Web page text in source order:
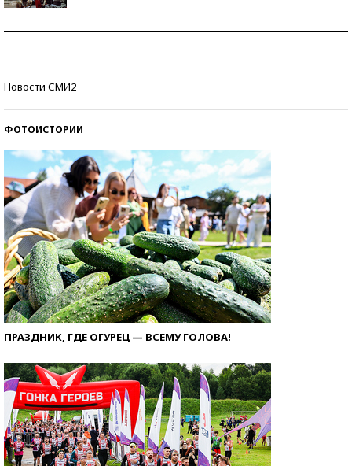
Новости СМИ2
ФОТОИСТОРИИ
ПРАЗДНИК, ГДЕ ОГУРЕЦ — ВСЕМУ ГОЛОВА!